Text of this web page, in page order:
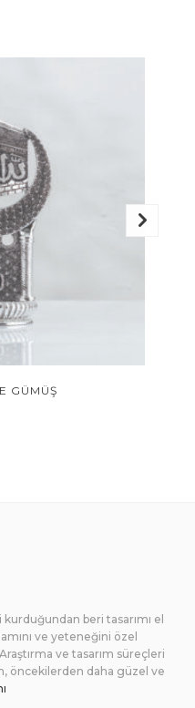
GÜMÜŞ
kurduğundan beri tasarımı el
ve yeteneğini özel
ve tasarım süreçleri
öncekilerden daha güzel ve